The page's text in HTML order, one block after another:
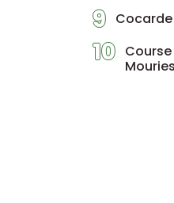
9 Cocarde
10 Mouries